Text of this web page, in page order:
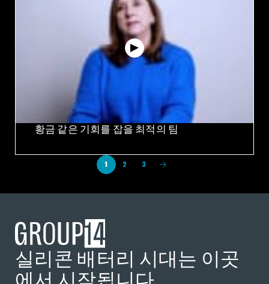
황금 같은 기회를 잡을 최적의 팀
1 2 3
실리콘 배터리 시대는 이곳
에서 시작됩니다